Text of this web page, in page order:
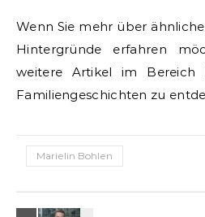
Wenn Sie mehr über
Hintergründe erfahren
weitere Artikel im Bereich
Familiengeschichten zu
Marielin Bohlen